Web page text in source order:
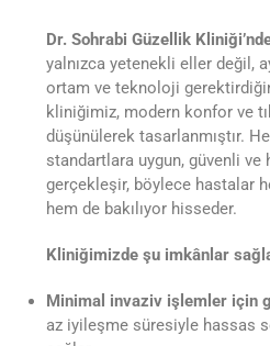
Dr. Sohrabi Güzellik
yalnızca yetenekli eller değil,
ortam ve teknoloji
kliniğimiz, modern konfor ve
düşünülerek tasarlanmıştır.
standartlara uygun, güvenli ve
gerçekleşir, böylece hastalar
hem de bakılıyor hisseder.
Kliniğimizde şu imkânlar
Minimal invaziv işlemler için
az iyileşme süresiyle hassas